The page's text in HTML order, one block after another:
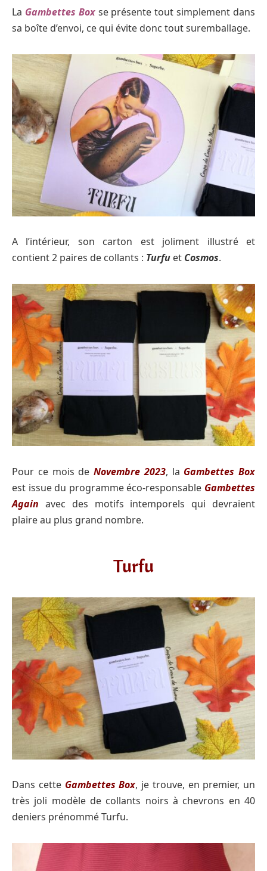
La Gambettes Boxse présente tout simplement dans
sa boîte d’envoi, ce qui évite donc tout suremballage.
A l’intérieur, son carton est joliment illustré et
contient 2 paires de collants : Turfu et Cosmos.
Pour ce mois de Novembre 2023, la Gambettes Box
est issue du programme éco-responsable Gambettes
Again avec des motifs intemporels qui devraient
plaire au plus grand nombre.
Turfu
Dans cette Gambettes Box, je trouve, en premier, un
très joli modèle de collants noirs à chevrons en 40
deniers prénommé Turfu.